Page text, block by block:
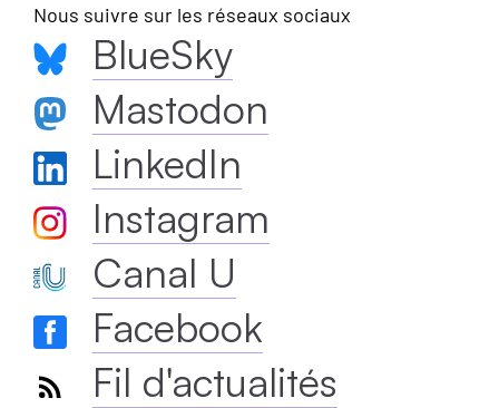
Nous suivre sur les réseaux sociaux
BlueSky
Mastodon
LinkedIn
Instagram
Canal U
Facebook
Fil d'actualités